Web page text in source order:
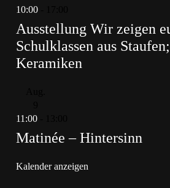
10:00
Ausstellung Wir zeigen
Schulklassen aus Staufen;
Keramiken
11:00
Matinée – Hintersinn
Kalender anzeigen